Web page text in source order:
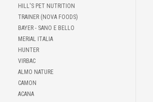
HILL'S PET NUTRITION
TRAINER (NOVA FOODS)
BAYER - SANO E BELLO
MERIAL ITALIA
HUNTER
VIRBAC
ALMO NATURE
CAMON
ACANA